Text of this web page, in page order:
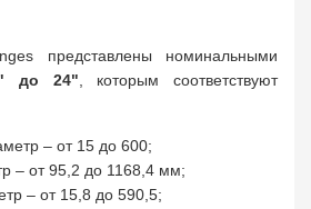
представлены номинальными
до 24" , которым соответствуют
– от 15 до 600;
– от 95,2 до 1168,4 мм;
– от 15,8 до 590,5;